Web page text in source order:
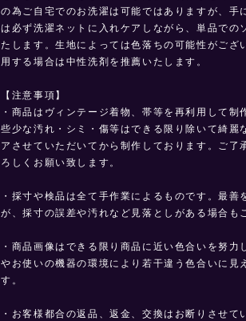
の為ご自宅でのお洗濯は可能ではありますが、手
は必ず洗濯ネットに入れケアしながら、単品での
たします。生地によっては色落ちの可能性がござ
用する場合は中性洗剤を推薦いたします。
【注意事項】
・商品はヴィンテージ着物、帯等を再利用して制
些少な汚れ・シミ・傷等はできる限り除いて綺麗
アさせていただいてから制作しております。ご了
ろしくお願い致します。
・採寸や検品は全て手作業によるものです。最善
が、採寸の誤差や汚れなど見落としがある場合も
・商品画像はできる限り商品に近い色合いを努力
やお使いの機器の環境により若干違う色合いに見
す。
・お客様都合の返品、返金、交換はお断りさせて